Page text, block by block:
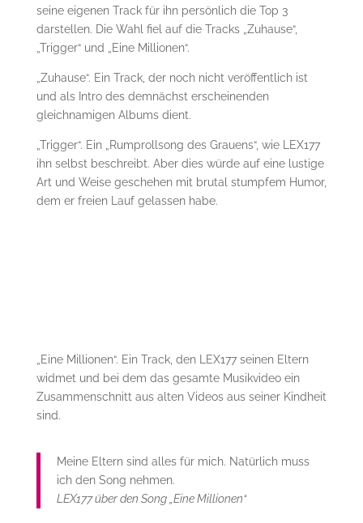
seine eigenen Track für ihn persönlich die Top 3
darstellen. Die Wahl fiel auf die Tracks „Zuhause“,
„Trigger“ und „Eine Millionen“.
„Zuhause“. Ein Track, der noch nicht veröffentlich ist
und als Intro des demnächst erscheinenden
gleichnamigen Albums dient.
„Trigger“. Ein „Rumprollsong des Grauens“, wie LEX177
ihn selbst beschreibt. Aber dies würde auf eine lustige
Art und Weise geschehen mit brutal stumpfem Humor,
dem er freien Lauf gelassen habe.
„Eine Millionen“. Ein Track, den LEX177 seinen Eltern
widmet und bei dem das gesamte Musikvideo ein
Zusammenschnitt aus alten Videos aus seiner Kindheit
sind.
Meine Eltern sind alles für mich. Natürlich muss
ich den Song nehmen.
LEX177 über den Song „Eine Millionen“